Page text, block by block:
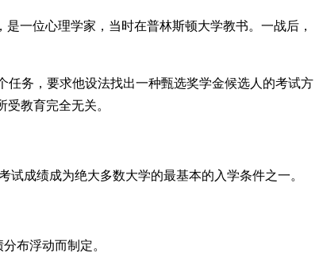
一位心理学家，当时在普林斯顿大学教书。一战后，
任务，要求他设法找出一种甄选奖学金候选人的考试方
教育完全无关。
成绩成为绝大多数大学的最基本的入学条件之一。
布浮动而制定。